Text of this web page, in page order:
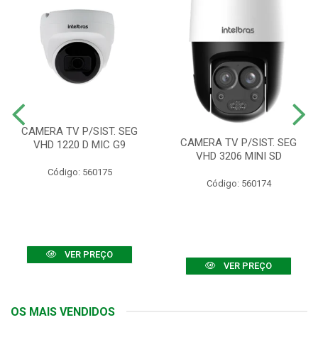
CAMERA TV P/SIST. SEG
VHD 1220 D MIC G9
Código: 560175
VER PREÇO
CAMERA TV P/SIST. SEG
VHD 3206 MINI SD
Código: 560174
VER PREÇO
OS MAIS VENDIDOS